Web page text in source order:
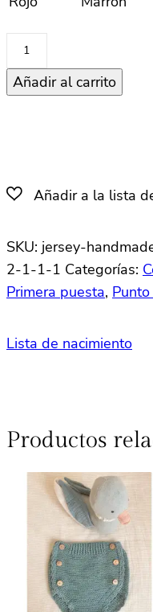
Conjunto
faldón
cantidad
Añadir al carrito
SKU: jersey-
2-1-1-1 Categorías:
Primera puesta,
Lista de nacimiento
Productos